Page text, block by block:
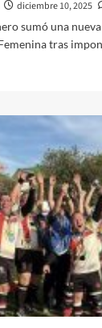
diciembre 10, 2025
sumó una
tras